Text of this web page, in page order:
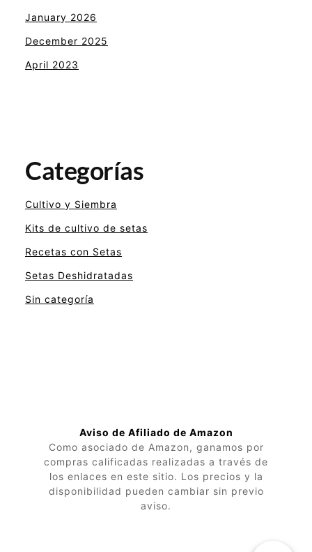
January 2026
December 2025
April 2023
Categorías
Cultivo y Siembra
Kits de cultivo de setas
Recetas con Setas
Setas Deshidratadas
Sin categoría
Aviso de Afiliado de Amazon
Como asociado de Amazon, ganamos por
compras calificadas realizadas a través de
los enlaces en este sitio. Los precios y la
disponibilidad pueden cambiar sin previo
aviso.